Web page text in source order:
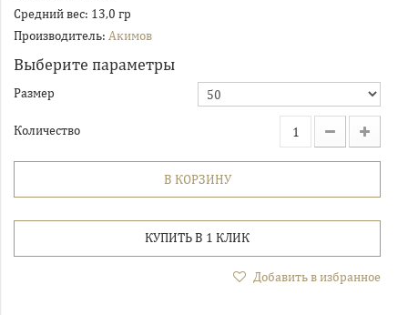
Средний вес: 13,0 гр
Производитель: Акимов
Выберите параметры
Размер
Количество
В КОРЗИНУ
КУПИТЬ В 1 КЛИК
Добавить в избранное